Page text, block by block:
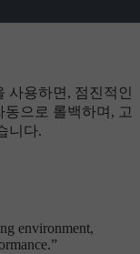
사용하면, 점진적인
으로 롤백하며, 고
니다.
environment,